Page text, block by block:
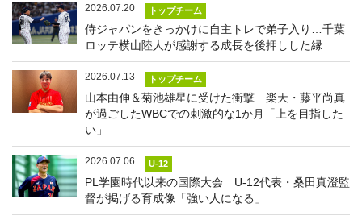
2026.07.20 トップチーム
侍ジャパンをきっかけに自主トレで弟子入り…千葉
ロッテ横山陸人が感謝する成長を後押しした縁
2026.07.13 トップチーム
山本由伸＆菊池雄星に受けた衝撃 楽天・藤平尚真
が過ごしたWBCでの刺激的な1か月「上を目指した
い」
2026.07.06 U-12
PL学園時代以来の国際大会 U-12代表・桑田真澄監
督が掲げる育成像「強い人になる」